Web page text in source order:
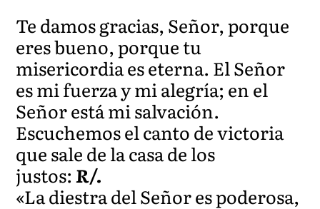
Te damos gracias, Señor, porque
eres bueno, porque tu
misericordia es eterna. El Señor
es mi fuerza y mi alegría; en el
Señor está mi salvación.
Escuchemos el canto de victoria
que sale de la casa de los
justos:R/.
«La diestra del Señor es poderosa,